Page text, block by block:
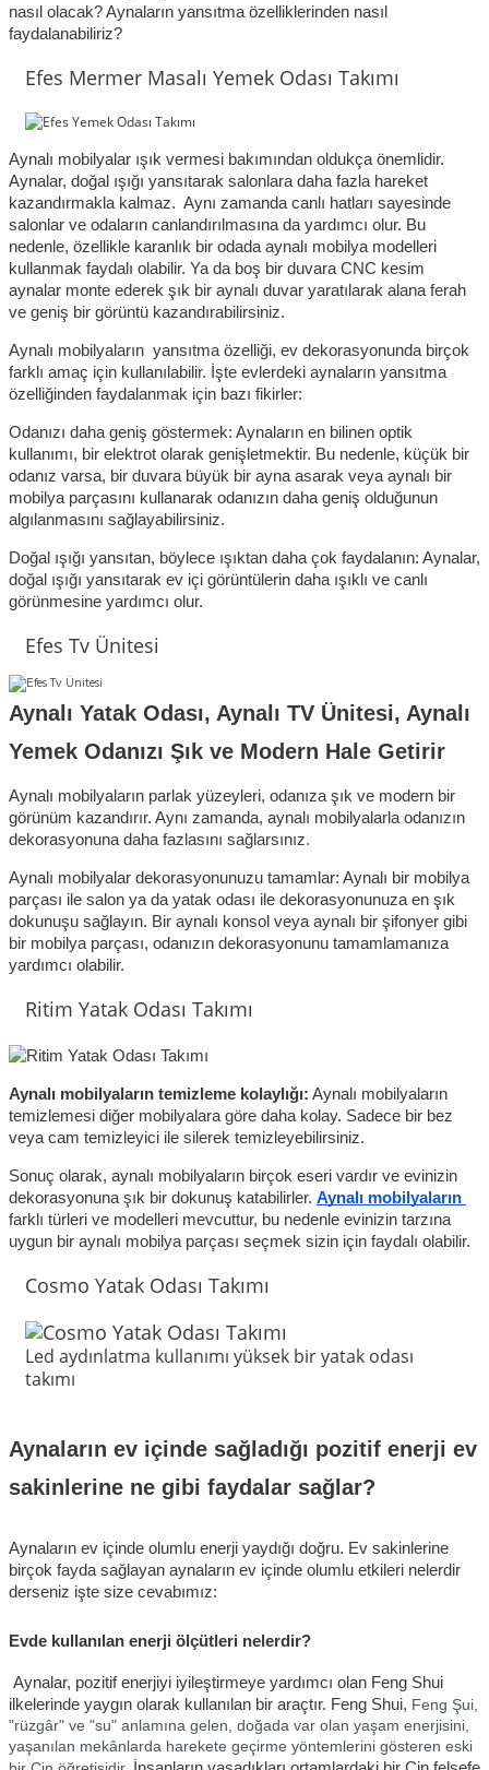
nasıl olacak? Aynaların yansıtma özelliklerinden nasıl
faydalanabiliriz?
Efes Mermer Masalı Yemek Odası Takımı
Aynalı mobilyalar ışık vermesi bakımından oldukça önemlidir.
Aynalar, doğal ışığı yansıtarak salonlara daha fazla hareket
kazandırmakla kalmaz.  Aynı zamanda canlı hatları sayesinde
salonlar ve odaların canlandırılmasına da yardımcı olur. Bu
nedenle, özellikle karanlık bir odada aynalı mobilya modelleri
kullanmak faydalı olabilir. Ya da boş bir duvara CNC kesim
aynalar monte ederek şık bir aynalı duvar yaratılarak alana ferah
ve geniş bir görüntü kazandırabilirsiniz.
Aynalı mobilyaların  yansıtma özelliği, ev dekorasyonunda birçok
farklı amaç için kullanılabilir. İşte evlerdeki aynaların yansıtma
özelliğinden faydalanmak için bazı fikirler:
Odanızı daha geniş göstermek: Aynaların en bilinen optik
kullanımı, bir elektrot olarak genişletmektir. Bu nedenle, küçük bir
odanız varsa, bir duvara büyük bir ayna asarak veya aynalı bir
mobilya parçasını kullanarak odanızın daha geniş olduğunun
algılanmasını sağlayabilirsiniz.
Doğal ışığı yansıtan, böylece ışıktan daha çok faydalanın: Aynalar,
doğal ışığı yansıtarak ev içi görüntülerin daha ışıklı ve canlı
görünmesine yardımcı olur.
Efes Tv Ünitesi
Aynalı Yatak Odası, Aynalı TV Ünitesi, Aynalı
Yemek Odanızı Şık ve Modern Hale Getirir
Aynalı mobilyaların parlak yüzeyleri, odanıza şık ve modern bir
görünüm kazandırır. Aynı zamanda, aynalı mobilyalarla odanızın
dekorasyonuna daha fazlasını sağlarsınız.
Aynalı mobilyalar dekorasyonunuzu tamamlar: Aynalı bir mobilya
parçası ile salon ya da yatak odası ile dekorasyonunuza en şık
dokunuşu sağlayın. Bir aynalı konsol veya aynalı bir şifonyer gibi
bir mobilya parçası, odanızın dekorasyonunu tamamlamanıza
yardımcı olabilir.
Ritim Yatak Odası Takımı
Aynalı mobilyaların temizleme kolaylığı: Aynalı mobilyaların
temizlemesi diğer mobilyalara göre daha kolay. Sadece bir bez
veya cam temizleyici ile silerek temizleyebilirsiniz.
Sonuç olarak, aynalı mobilyaların birçok eseri vardır ve evinizin
dekorasyonuna şık bir dokunuş katabilirler.
farklı türleri ve modelleri mevcuttur, bu nedenle evinizin tarzına
uygun bir aynalı mobilya parçası seçmek sizin için faydalı olabilir.
Cosmo Yatak Odası Takımı
Led aydınlatma kullanımı yüksek bir yatak odası
takımı
Aynaların ev içinde sağladığı pozitif enerji ev
sakinlerine ne gibi faydalar sağlar?
Aynaların ev içinde olumlu enerji yaydığı doğru. Ev sakinlerine
birçok fayda sağlayan aynaların ev içinde olumlu etkileri nelerdir
derseniz işte size cevabımız:
Evde kullanılan enerji ölçütleri nelerdir?
Aynalar, pozitif enerjiyi iyileştirmeye yardımcı olan Feng Shui
ilkelerinde yaygın olarak kullanılan bir araçtır. Feng Shui, Feng Şui,
"rüzgâr" ve "su" anlamına gelen, doğada var olan yaşam enerjisini,
yaşanılan mekânlarda harekete geçirme yöntemlerini gösteren eski